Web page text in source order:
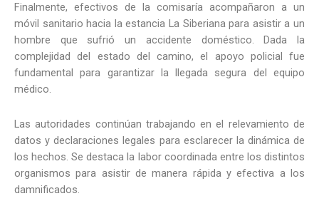
Finalmente, efectivos de la comisaría acompañaron a un
móvil sanitario hacia la estancia La Siberiana para asistir a un
hombre que sufrió un accidente doméstico. Dada la
complejidad del estado del camino, el apoyo policial fue
fundamental para garantizar la llegada segura del equipo
médico.
Las autoridades continúan trabajando en el relevamiento de
datos y declaraciones legales para esclarecer la dinámica de
los hechos. Se destaca la labor coordinada entre los distintos
organismos para asistir de manera rápida y efectiva a los
damnificados.